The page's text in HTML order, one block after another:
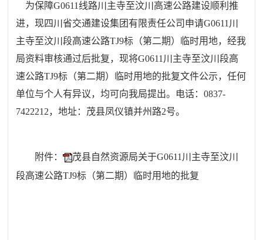
为保障G0611线路川主寺至汶川高速公路建设顺利推
进，现四川省交通建设集团有限责任公司 申请G0611川
主寺至汶川段高速公路TJ9标（第二期）临时用地，经我
局资料审核通过后批复，现将G0611川主寺至汶川段高
速公路TJ9标（第二期）临时用地的批复文件公示，任何
单位与个人有异议，均可向我局提出。电话：0837-
7422212，地址：茂县凤仪镇并州路2号。
附件：
茂县自然资源局关于G0611川主寺至汶川
段高速公路TJ9标（第二期）临时用地的批复